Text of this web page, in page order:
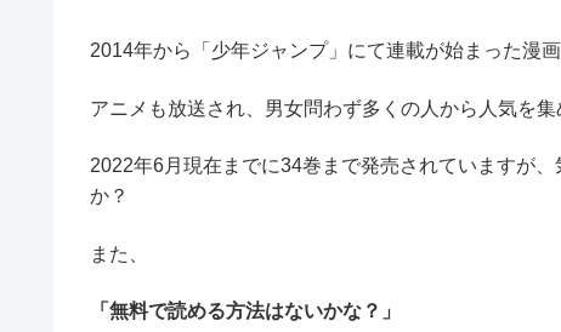
2014年から「少年ジャンプ」にて連載が始まった漫
アニメも放送され、男女問わず多くの人から人気を集
2022年6月現在までに34巻まで発売されていますが
か？
また、
「無料で読める方法はないかな？」